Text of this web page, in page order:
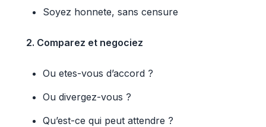
Soyez honnete, sans censure
2. Comparez et negociez
Ou etes-vous d’accord ?
Ou divergez-vous ?
Qu’est-ce qui peut attendre ?